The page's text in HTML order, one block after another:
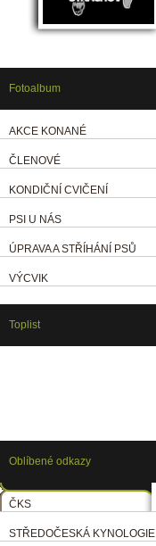
Fotoalbum
AKCE KONANÉ
ČLENOVÉ
KONDIČNÍ CVIČENÍ
PSI U NÁS
ÚPRAVA A STŘÍHÁNÍ PSŮ
VÝCVIK
Toplist
Oblíbené odkazy
ČKS
STŘEDOČESKÁ KYNOLOGIE